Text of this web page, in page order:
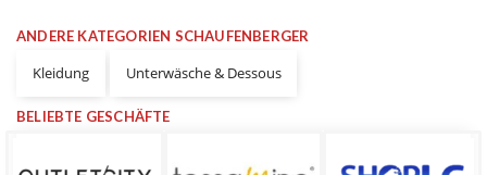
ANDERE KATEGORIEN SCHAUFENBERGER
Kleidung Unterwäsche & Dessous
BELIEBTE GESCHÄFTE